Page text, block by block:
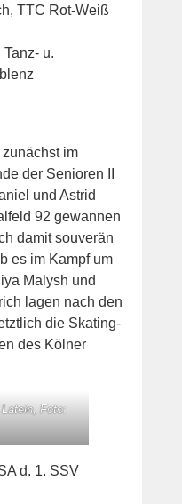
TTC Rot-Weiß
u.
im
der Senioren II
und Astrid
92 gewannen
damit souverän
es im Kampf um
Malysh und
lagen nach den
die Skating-
des Kölner
Foto:
d. 1. SSV